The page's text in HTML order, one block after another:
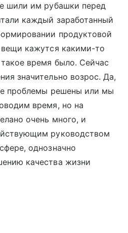
шили им рубашки перед
каждый заработанный
продуктовой
кажутся какими-то
время было. Сейчас
значительно возрос. Да,
проблемы решены или мы
время, но на
очень много, и
руководством
однозначно
качества жизни